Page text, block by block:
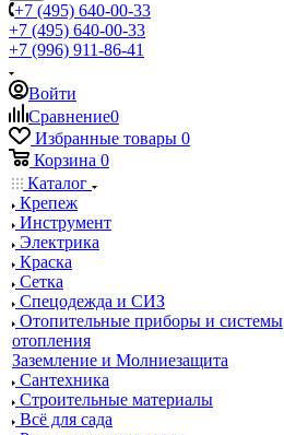
+7 (495) 640-00-33
+7 (495) 640-00-33
+7 (996) 911-86-41
Войти
Сравнение0
Избранные товары 0
Корзина 0
Каталог
Крепеж
Инструмент
Электрика
Краска
Сетка
Спецодежда и СИЗ
Отопительные приборы и системы
отопления
Заземление и Молниезащита
Сантехника
Строительные материалы
Всё для сада